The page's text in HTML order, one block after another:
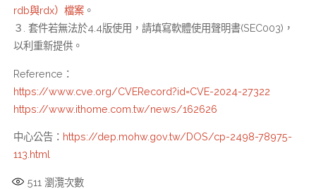
rdb與rdx）檔案。
３. 套件若無法於4.4版使用，請填寫軟體使用聲明書(SEC003)，
以利重新提供。
Reference：
https://www.cve.org/CVERecord?id=CVE-2024-27322
https://www.ithome.com.tw/news/162626
中心公告： https://dep.mohw.gov.tw/DOS/cp-2498-78975-
113.html
511 瀏灠次數